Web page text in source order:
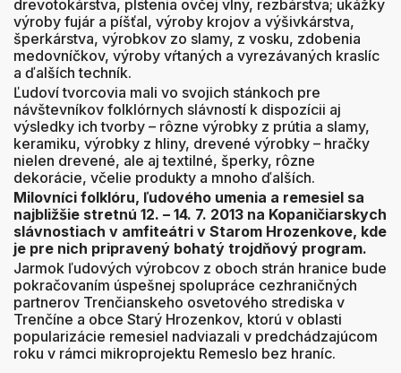
drevotokárstva, plstenia ovčej vlny, rezbárstva; ukážky
výroby fujár a píšťal, výroby krojov a výšivkárstva,
šperkárstva, výrobkov zo slamy, z vosku, zdobenia
medovníčkov, výroby vŕtaných a vyrezávaných kraslíc
a ďalších techník.
Ľudoví tvorcovia mali vo svojich stánkoch pre
návštevníkov folklórnych slávností k dispozícii aj
výsledky ich tvorby – rôzne výrobky z prútia a slamy,
keramiku, výrobky z hliny, drevené výrobky – hračky
nielen drevené, ale aj textilné, šperky, rôzne
dekorácie, včelie produkty a mnoho ďalších.
Milovníci folklóru, ľudového umenia a remesiel sa
najbližšie stretnú 12. – 14. 7. 2013 na Kopaničiarskych
slávnostiach v amfiteátri v Starom Hrozenkove, kde
je pre nich pripravený bohatý trojdňový program.
Jarmok ľudových výrobcov z oboch strán hranice bude
pokračovaním úspešnej spolupráce cezhraničných
partnerov Trenčianskeho osvetového strediska v
Trenčíne a obce Starý Hrozenkov, ktorú v oblasti
popularizácie remesiel nadviazali v predchádzajúcom
roku v rámci mikroprojektu Remeslo bez hraníc.